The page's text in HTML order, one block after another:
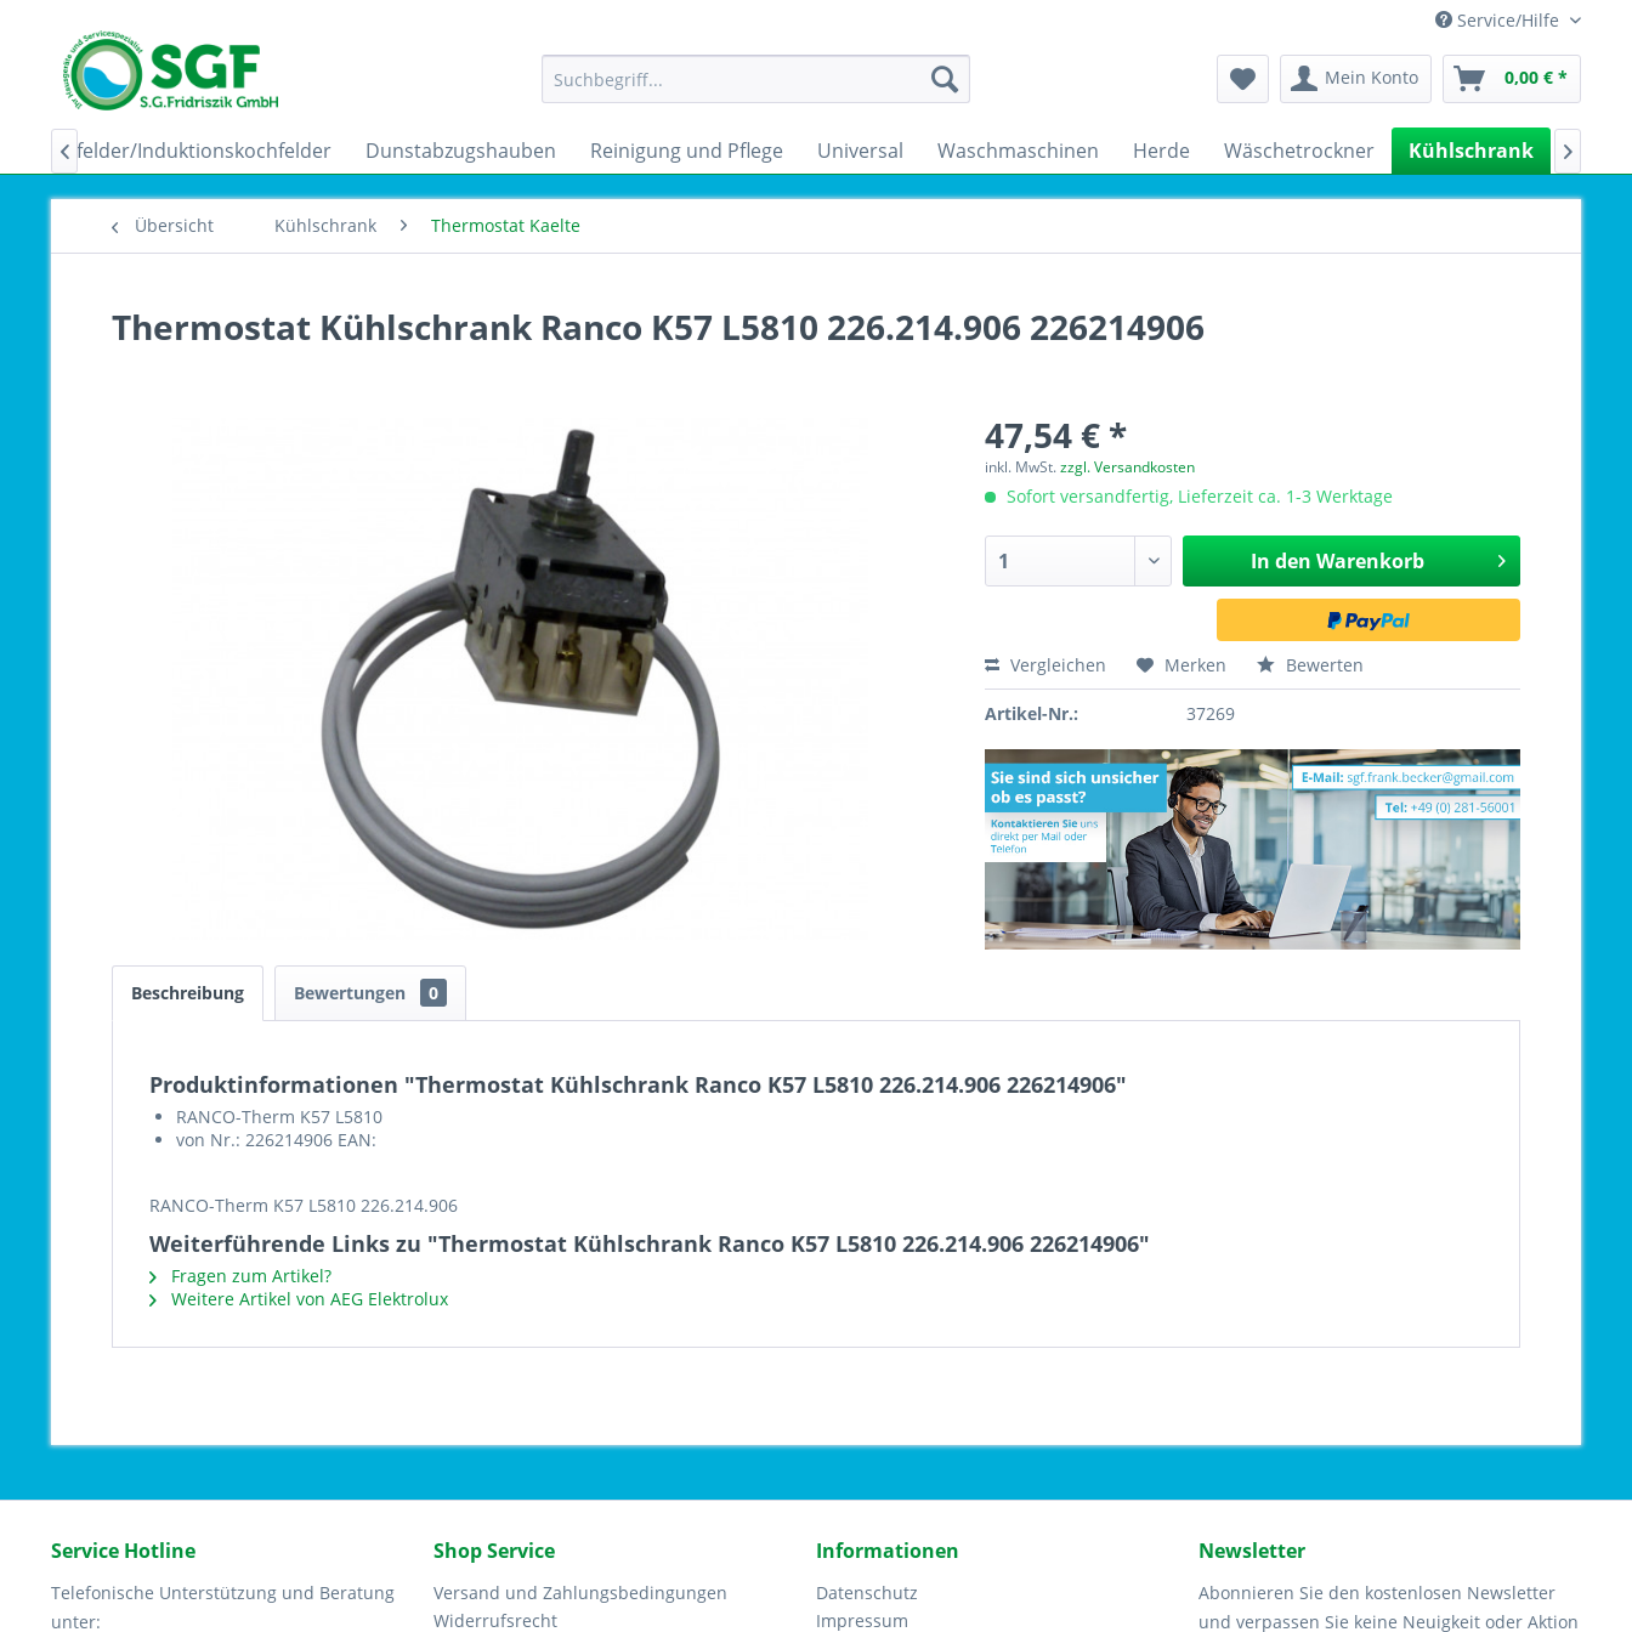
Service/Hilfe
Mein Konto 0,00 € *
Ceranfelder/Induktionskochfelder Dunstabzugshauben Reinigung und Pflege Universal Waschmaschinen Herde Wäschetrockner Kühlschrank
 
Übersicht Kühlschrank Thermostat Kaelte
Thermostat Kühlschrank Ranco K57 L5810 226.214.906 226214906
47,54 € *
inkl. MwSt.zzgl. Versandkosten
Sofort versandfertig, Lieferzeit ca. 1-3 Werktage
In den Warenkorb
Vergleichen Merken Bewerten
Artikel-Nr.: 37269
Beschreibung Bewertungen 0
Produktinformationen "Thermostat Kühlschrank Ranco K57 L5810 226.214.906 226214906"
RANCO-Therm K57 L5810
von Nr.: 226214906 EAN:
RANCO-Therm K57 L5810 226.214.906
Weiterführende Links zu "Thermostat Kühlschrank Ranco K57 L5810 226.214.906 226214906"
Fragen zum Artikel?
Weitere Artikel von AEG Elektrolux
Service Hotline
Telefonische Unterstützung und Beratung
unter:
Shop Service
Versand und Zahlungsbedingungen
Widerrufsrecht
Informationen
Datenschutz
Impressum
Newsletter
Abonnieren Sie den kostenlosen Newsletter
und verpassen Sie keine Neuigkeit oder Aktion